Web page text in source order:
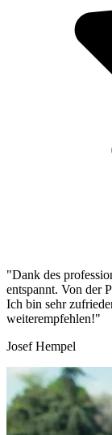
"Dank des
entspannt. Von der
Ich bin sehr
weiterempfehlen!"
Josef Hempel